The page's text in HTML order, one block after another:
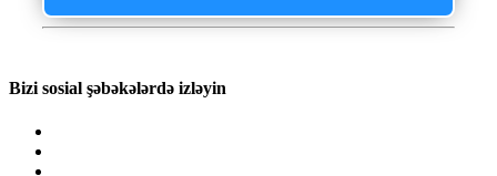
Bizi sosial şəbəkələrdə izləyin